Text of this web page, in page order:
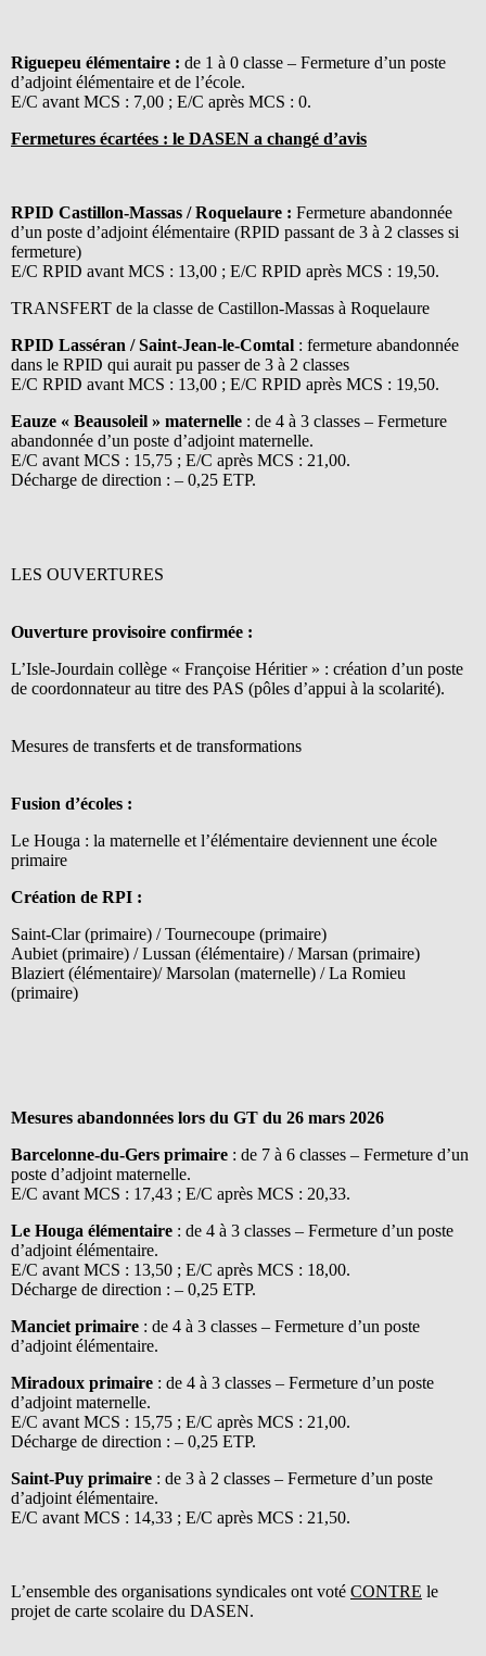
Riguepeu élémentaire : de 1 à 0 classe – Fermeture d’un poste
d’adjoint élémentaire et de l’école.
E/C avant MCS : 7,00 ; E/C après MCS : 0.
Fermetures écartées : le DASEN a changé d’avis
RPID Castillon-Massas / Roquelaure : Fermeture abandonnée
d’un poste d’adjoint élémentaire (RPID passant de 3 à 2 classes si
fermeture)
E/C RPID avant MCS : 13,00 ; E/C RPID après MCS : 19,50.
TRANSFERT de la classe de Castillon-Massas à Roquelaure
RPID Lasséran / Saint-Jean-le-Comtal : fermeture abandonnée
dans le RPID qui aurait pu passer de 3 à 2 classes
E/C RPID avant MCS : 13,00 ; E/C RPID après MCS : 19,50.
Eauze « Beausoleil » maternelle : de 4 à 3 classes – Fermeture
abandonnée d’un poste d’adjoint maternelle.
E/C avant MCS : 15,75 ; E/C après MCS : 21,00.
Décharge de direction : – 0,25 ETP.
LES OUVERTURES
Ouverture provisoire confirmée :
L’Isle-Jourdain collège « Françoise Héritier » : création d’un poste
de coordonnateur au titre des PAS (pôles d’appui à la scolarité).
Mesures de transferts et de transformations
Fusion d’écoles :
Le Houga : la maternelle et l’élémentaire deviennent une école
primaire
Création de RPI :
Saint-Clar (primaire) / Tournecoupe (primaire)
Aubiet (primaire) / Lussan (élémentaire) / Marsan (primaire)
Blaziert (élémentaire)/ Marsolan (maternelle) / La Romieu
(primaire)
Mesures abandonnées lors du GT du 26 mars 2026
Barcelonne-du-Gers primaire : de 7 à 6 classes – Fermeture d’un
poste d’adjoint maternelle.
E/C avant MCS : 17,43 ; E/C après MCS : 20,33.
Le Houga élémentaire : de 4 à 3 classes – Fermeture d’un poste
d’adjoint élémentaire.
E/C avant MCS : 13,50 ; E/C après MCS : 18,00.
Décharge de direction : – 0,25 ETP.
Manciet primaire : de 4 à 3 classes – Fermeture d’un poste
d’adjoint élémentaire.
Miradoux primaire : de 4 à 3 classes – Fermeture d’un poste
d’adjoint maternelle.
E/C avant MCS : 15,75 ; E/C après MCS : 21,00.
Décharge de direction : – 0,25 ETP.
Saint-Puy primaire : de 3 à 2 classes – Fermeture d’un poste
d’adjoint élémentaire.
E/C avant MCS : 14,33 ; E/C après MCS : 21,50.
L’ensemble des organisations syndicales ont voté CONTRE le
projet de carte scolaire du DASEN.